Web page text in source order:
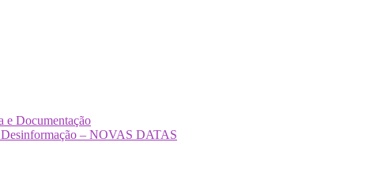
e Documentação
Desinformação – NOVAS DATAS